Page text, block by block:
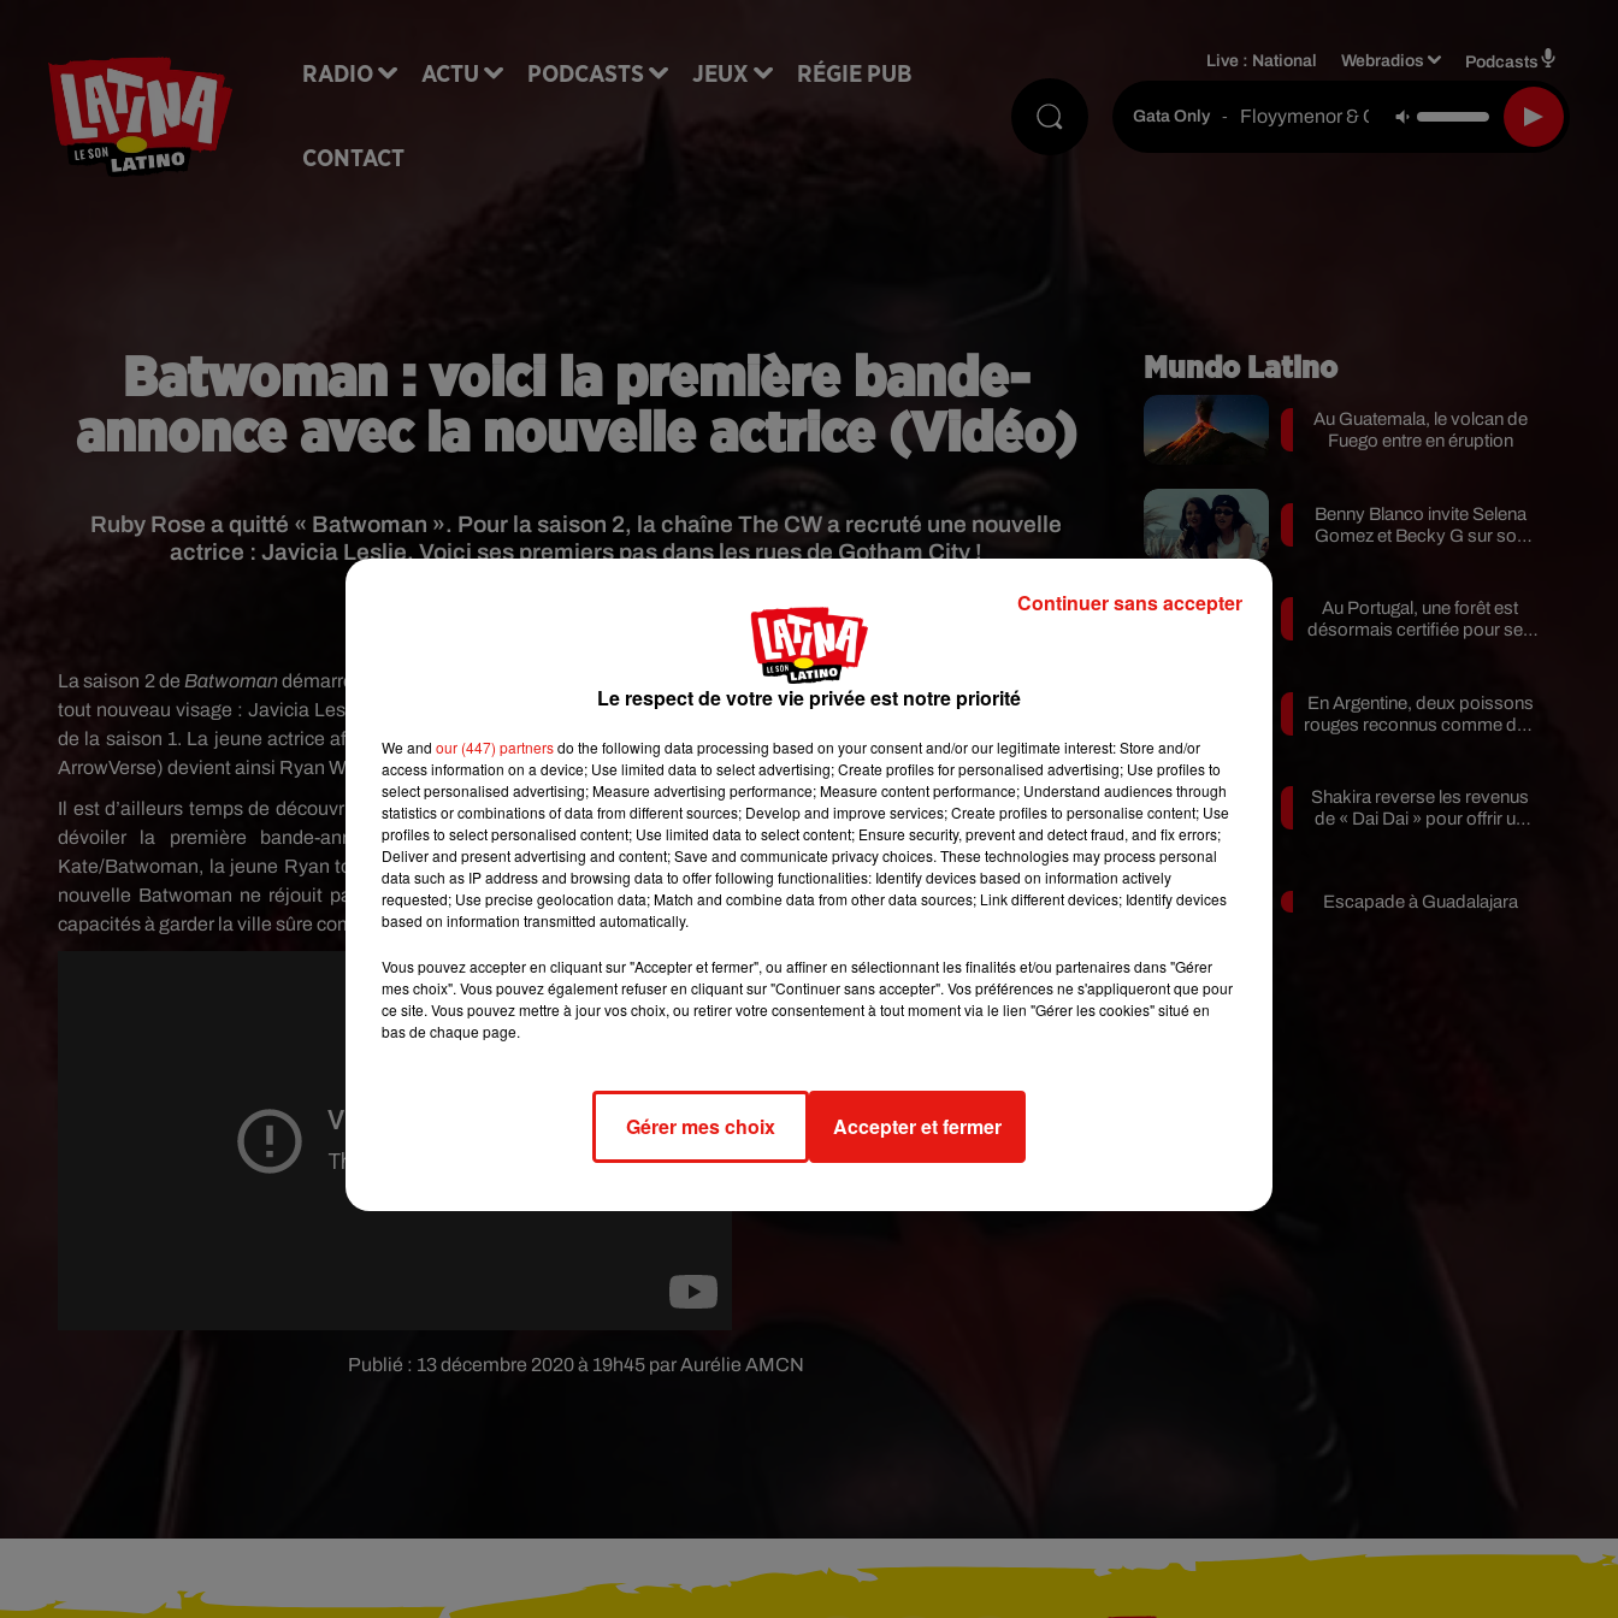
RADIO ACTU PODCASTS JEUX RÉGIE PUB
CONTACT
Live : National Webradios Podcasts
Gata Only - Floyymenor & Cris Mj
Batwoman : voici la première bande-
annonce avec la nouvelle actrice (Vidéo)
Publié : 13 décembre 2020 à 19h45 par Aurélie AMCN
Ruby Rose a quitté « Batwoman ». Pour la saison 2, la chaîne The CW a recruté une nouvelle
actrice : Javicia Leslie. Voici ses premiers pas dans les rues de Gotham City !
La saison 2 de Batwomandémarre le 17 janvier 2021 aux Etats-Unis. À cette occasion, les téléspectateurs découvriront un
tout nouveau visage : Javicia Leslie, recrutée pour remplacer Ruby Rose après l’annonce de son départ soudain à l’issue
de la saison 1. La jeune actrice afro-américaine de 33 ans (la première femme noire dans un rôle principal dans l’univers
ArrowVerse) devient ainsi Ryan Wilder, la nouvelle héroïne de Gotham City, après la disparition de Kate Kane.
Il est d’ailleurs temps de découvrir ses premiers pas dans le costume de Batwoman puisque la chaîne The CW vient de
dévoiler la première bande-annonce de la saison (vidéo ci-dessous). Alors que la population pleure encore
Kate/Batwoman, la jeune Ryan tombe sur le fameux costume et décide de se l’approprier. Bien sûr, l’apparition de cette
nouvelle Batwoman ne réjouit pas l’entourage de l’ancienne héroïne, et notamment Luke qui doute fortement de ses
capacités à garder la ville sûre comme Kate le faisait...
Mundo Latino
Au Guatemala, le volcan de
Fuego entre en éruption
Benny Blanco invite Selena
Gomez et Becky G sur son
Au Portugal, une forêt est
désormais certifiée pour ses
En Argentine, deux poissons
rouges reconnus comme des
Shakira reverse les revenus
de « Dai Dai » pour offrir un
Escapade à Guadalajara
Le respect de votre vie privée est notre priorité
We and our (447) partnersdo the following data processing based on your consent and/or our legitimate interest: Store and/or
access information on a device; Use limited data to select advertising; Create profiles for personalised advertising; Use profiles to
select personalised advertising; Measure advertising performance; Measure content performance; Understand audiences through
statistics or combinations of data from different sources; Develop and improve services; Create profiles to personalise content; Use
profiles to select personalised content; Use limited data to select content; Ensure security, prevent and detect fraud, and fix errors;
Deliver and present advertising and content; Save and communicate privacy choices. These technologies may process personal
data such as IP address and browsing data to offer following functionalities: Identify devices based on information actively
requested; Use precise geolocation data; Match and combine data from other data sources; Link different devices; Identify devices
based on information transmitted automatically.
Vous pouvez accepter en cliquant sur "Accepter et fermer", ou affiner en sélectionnant les finalités et/ou partenaires dans "Gérer
mes choix". Vous pouvez également refuser en cliquant sur "Continuer sans accepter". Vos préférences ne s'appliqueront que pour
ce site. Vous pouvez mettre à jour vos choix, ou retirer votre consentement à tout moment via le lien "Gérer les cookies" situé en
bas de chaque page.
Gérer mes choix Accepter et fermer
Continuer sans accepter